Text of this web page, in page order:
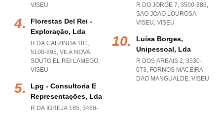
VISEU
Florestas Del Rei -
Exploração, Lda
R DA CALZINHA 181,
5100-895, VILA NOVA
SOUTO EL REI LAMEGO,
VISEU
Lpg - Consultoria E
Representações, Lda
R DA IGREJA 165, 3460-
R DO JORGE 7, 3500-886,
SAO JOAO LOUROSA
VISEU, VISEU
Luísa Borges,
Unipessoal, Lda
R DOS AREAIS 2, 3530-
073, FORNOS MACEIRA
DAO MANGUALDE, VISEU